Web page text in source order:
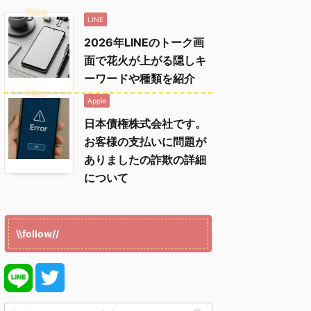
LINE
2026年LINEのトーク画
面で花火が上がる隠しキ
ーワードや種類を紹介
Apple
日本債権株式会社です。
お客様の支払いに問題が
ありましたの詐欺の詳細
について
\\follow//